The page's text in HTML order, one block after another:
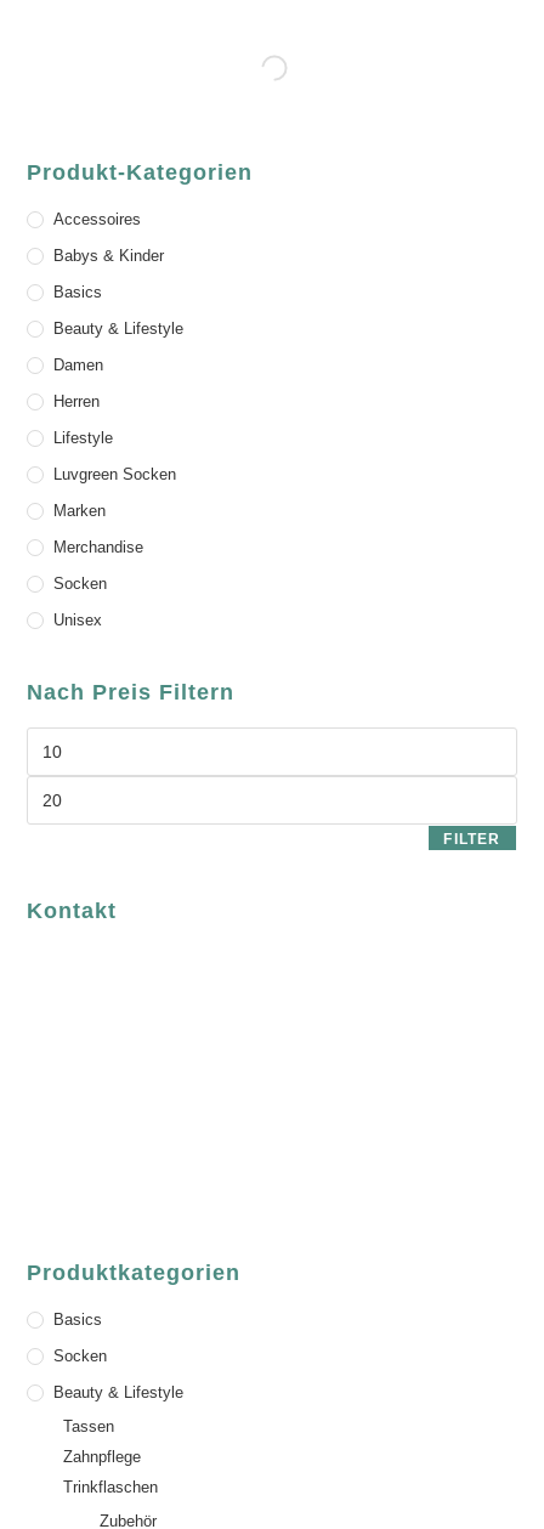
Produkt-Kategorien
Accessoires
Babys & Kinder
Basics
Beauty & Lifestyle
Damen
Herren
Lifestyle
Luvgreen Socken
Marken
Merchandise
Socken
Unisex
Nach Preis Filtern
FILTER
Kontakt
Produktkategorien
Basics
Socken
Beauty & Lifestyle
Tassen
Zahnpflege
Trinkflaschen
Zubehör